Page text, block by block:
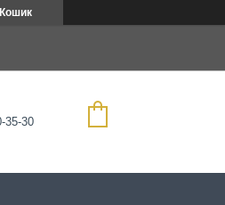
Кошик
35-30